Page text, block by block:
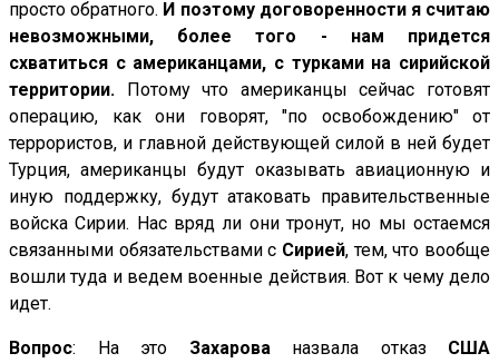
просто обратного. И поэтому договоренности я считаю
невозможными, более того - нам придется
схватиться с американцами, с турками на сирийской
территории.
Потому что американцы сейчас готовят
операцию, как они говорят, "по освобождению" от
террористов, и главной действующей силой в ней будет
Турция, американцы будут оказывать авиационную и
иную поддержку, будут атаковать правительственные
войска Сирии. Нас вряд ли они тронут, но мы остаемся
связанными обязательствами с Сирией, тем, что вообще
вошли туда и ведем военные действия. Вот к чему дело
идет.
Вопрос: На это Захарованазвала отказ США